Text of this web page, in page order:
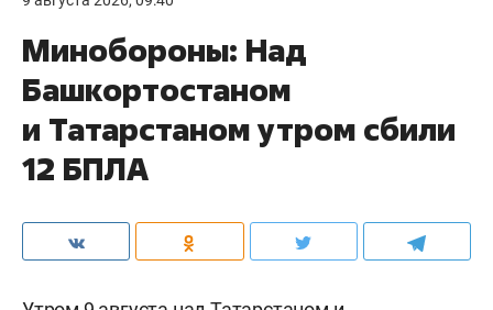
Минобороны: Над
Башкортостаном
и Татарстаном утром сбили
12 БПЛА